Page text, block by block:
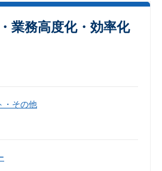
業務高度化・効率化
・その他